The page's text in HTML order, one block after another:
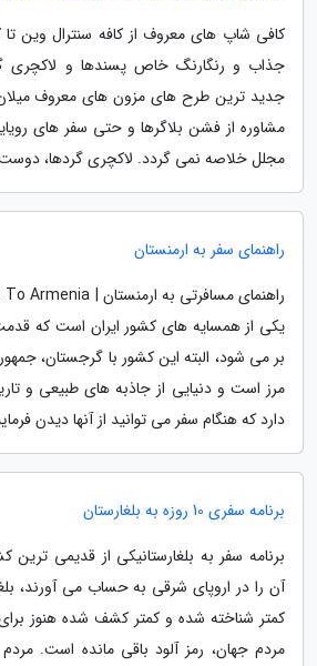
کافی شاپ های معروف از کافه سنترال وین تا
جذاب و رنگارنگ خاص پسندها و لاکچری
جدید ترین طرح های مزون های معروف
مشاوره از فشن بلاگرها و حتی سفر های
مجلل خلاصه نمی گردد. لاکچری گردها،
راهنمای سفر به ارمنستان
بر می شود، البته این کشور با گرجستان،
مرز است و دنیایی از جاذبه های طبیعی و
دارد که هنگام سفر می توانید از آنها دیدن
برنامه سفری 10 روزه به بلغارستان
برنامه سفر به بلغارستانیکی از قدیمی ترین
آن را در اروپای شرقی به حساب می آورند،
کمتر شناخته شده و کمتر کشف شده هنوز
مردم جهان، رمز آلود باقی مانده است.